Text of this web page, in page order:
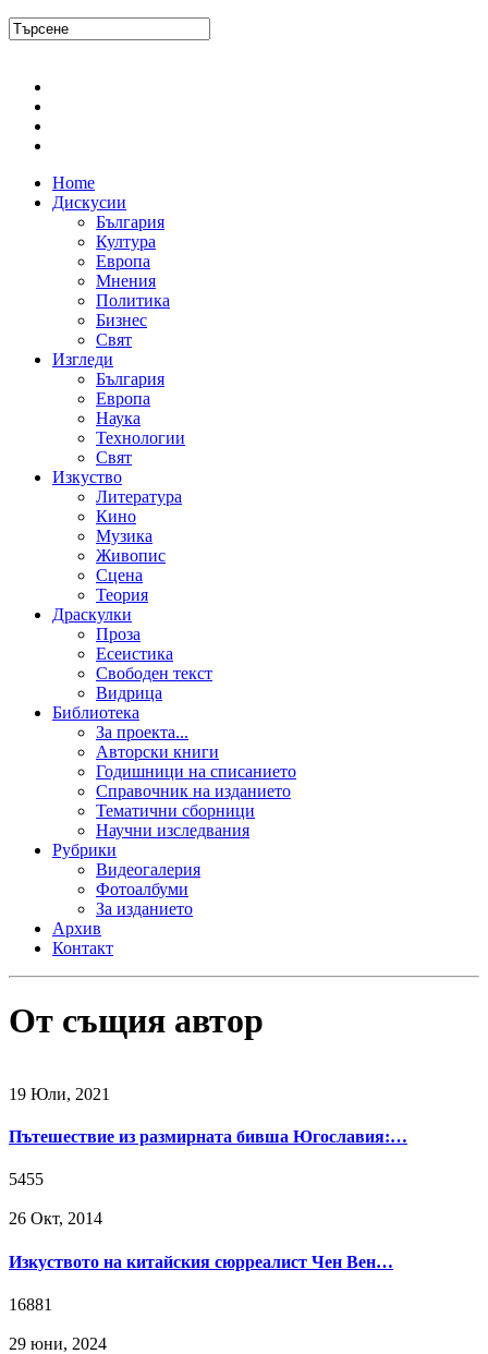
Home
Дискусии
България
Култура
Европа
Мнения
Политика
Бизнес
Свят
Изгледи
България
Европа
Наука
Технологии
Свят
Изкуство
Литература
Кино
Музика
Живопис
Сцена
Теория
Драскулки
Проза
Есеистика
Свободен текст
Видрица
Библиотека
За проекта...
Авторски книги
Годишници на списанието
Справочник на изданието
Тематични сборници
Научни изследвания
Рубрики
Видеогалерия
Фотоалбуми
За изданието
Архив
Контакт
От същия автор
19 Юли, 2021
Пътешествие из размирната бивша Югославия:…
5455
26 Окт, 2014
Изкуството на китайския сюрреалист Чен Вен…
16881
29 юни, 2024